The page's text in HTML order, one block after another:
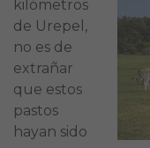
kilómetros
de Urepel,
no es de
extrañar
que estos
pastos
hayan sido